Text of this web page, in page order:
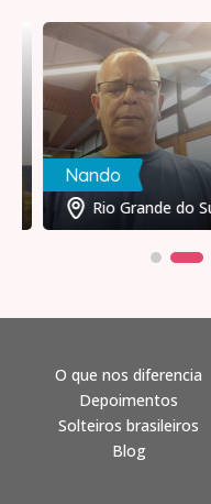
Nando
Rio Grande do Sul
O que nos diferencia
Depoimentos
Solteiros brasileiros
Blog